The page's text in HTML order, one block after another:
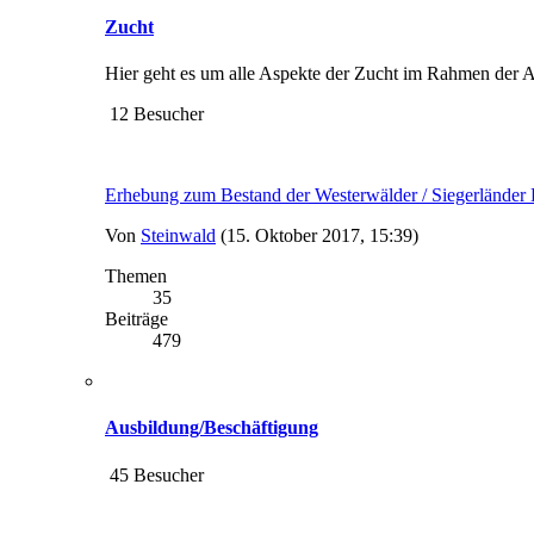
Zucht
Hier geht es um alle Aspekte der Zucht im Rahmen der
12 Besucher
Erhebung zum Bestand der Westerwälder / Siegerländer
Von Steinwald (15. Oktober 2017, 15:39)
Themen
35
Beiträge
479
Ausbildung/Beschäftigung
45 Besucher